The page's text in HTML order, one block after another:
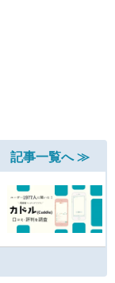
記事一覧へ ≫